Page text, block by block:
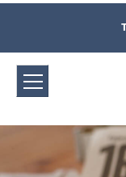
Amtsgericht
Direkt zum Inhalt
Leichte
und